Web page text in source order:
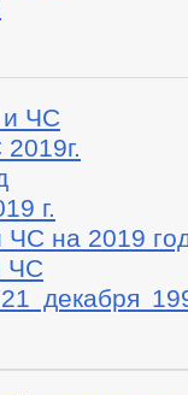
и ЧС
г.
на 2019
ЧС
декабря